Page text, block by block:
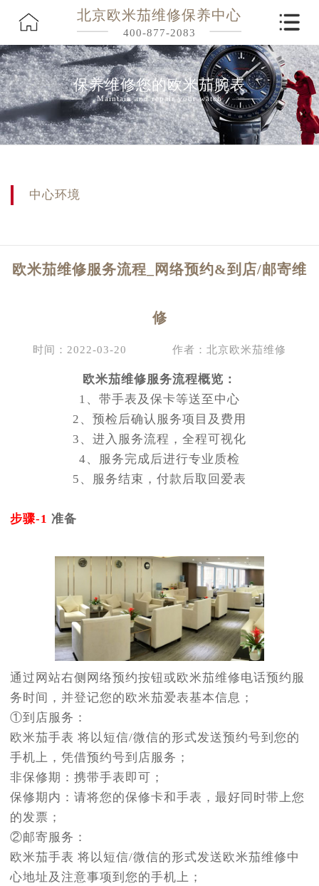
北京欧米茄维修保养中心
400-877-2083
保养维修您的欧米茄腕表
Maintain and repair your watch
中心环境
欧米茄维修服务流程_网络预约&到店/邮寄维
修
时间：2022-03-20 作者：北京欧米茄维修
欧米茄维修服务流程概览：
1、带手表及保卡等送至中心
2、预检后确认服务项目及费用
3、进入服务流程，全程可视化
4、服务完成后进行专业质检
5、服务结束，付款后取回爱表
步骤-1 准备
通过网站右侧网络预约按钮或欧米茄维修电话预约服
务时间，并登记您的欧米茄爱表基本信息；
①到店服务：
欧米茄手表 将以短信/微信的形式发送预约号到您的
手机上，凭借预约号到店服务；
非保修期：携带手表即可；
保修期内：请将您的保修卡和手表，最好同时带上您
的发票；
②邮寄服务：
欧米茄手表 将以短信/微信的形式发送欧米茄维修中
心地址及注意事项到您的手机上；